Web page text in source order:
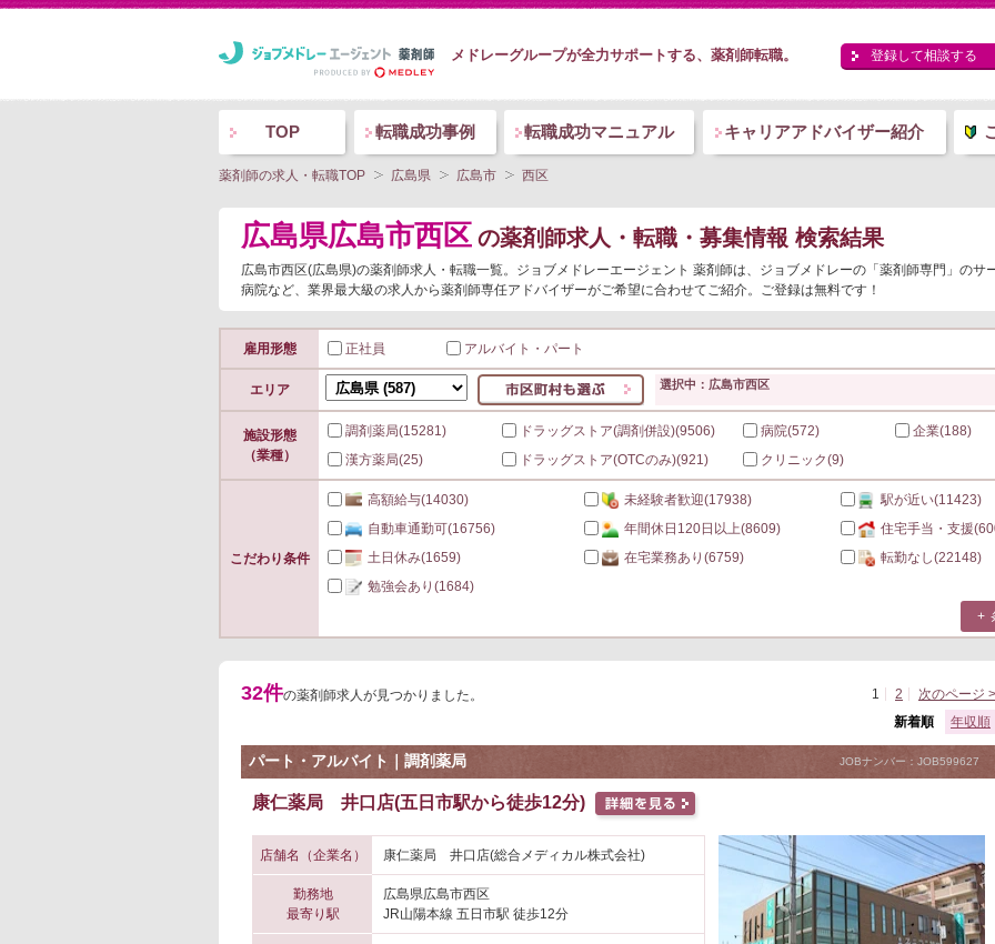
メドレーグループが全力サポートする、薬剤師転職。 登録して相談する
TOP 転職成功事例 転職成功マニュアル キャリアアドバイザー紹介
薬剤師の求人・転職TOP 広島県 広島市 西区
広島県広島市西区 の薬剤師求人・転職・募集情報 検索結果
広島市西区(広島県)の薬剤師求人・転職一覧。ジョブメドレーエージェント 薬剤師は、ジョブメドレーの「薬剤師専門」のサ
病院など、業界最大級の求人から薬剤師専任アドバイザーがご希望に合わせてご紹介。ご登録は無料です！
雇用形態 正社員 アルバイト・パート
エリア 選択中：広島市西区
施設形態
（業種）
調剤薬局(15281) ドラッグストア(調剤併設)(9506) 病院(572) 企業(188)
漢方薬局(25) ドラッグストア(OTCのみ)(921) クリニック(9)
こだわり条件
高額給与(14030) 未経験者歓迎(17938) 駅が近い(11423)
自動車通勤可(16756) 年間休日120日以上(8609) 住宅手当・支援
土日休み(1659) 在宅業務あり (6759) 転勤なし(22148)
勉強会あり (1684)
32件の薬剤師求人が見つかりました。 1 2
次のページ >
年収順
新着順
パート・アルバイト｜調剤薬局 JOBナンバー：JOB599627
康仁薬局 井口店(五日市駅から徒歩12分)
店舗名（企業名） 康仁薬局 井口店(総合メディカル株式会社)
勤務地
最寄り駅
広島県広島市西区
JR山陽本線 五日市駅 徒歩12分